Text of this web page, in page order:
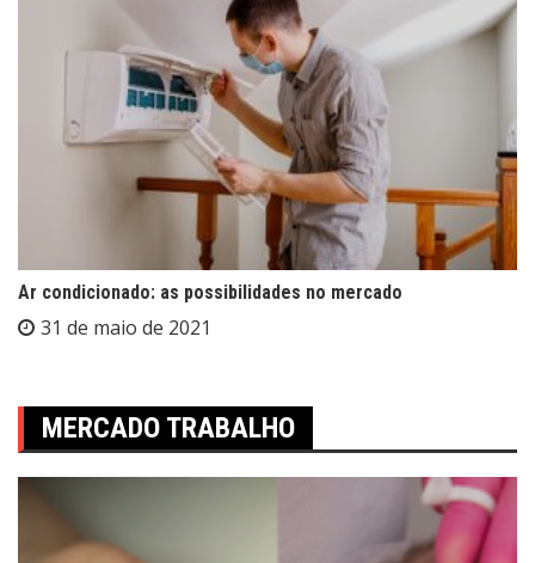
Ar condicionado: as possibilidades no mercado
31 de maio de 2021
MERCADO TRABALHO